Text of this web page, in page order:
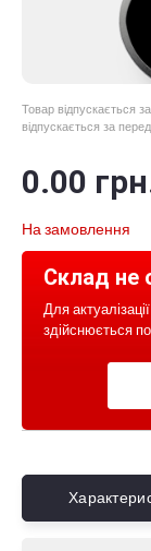
Товар відпускається
відпускається за
0.00
На замовлення
Склад не
Для
здійснюється